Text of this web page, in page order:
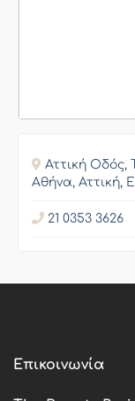
Αττική Οδός,
Αθήνα, Αττική,
21 0353 3626
Επικοινωνία